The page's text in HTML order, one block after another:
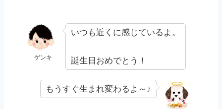
ゲンキ
いつも近くに感じているよ。
誕生日おめでとう！
もうすぐ生まれ変わるよ～♪